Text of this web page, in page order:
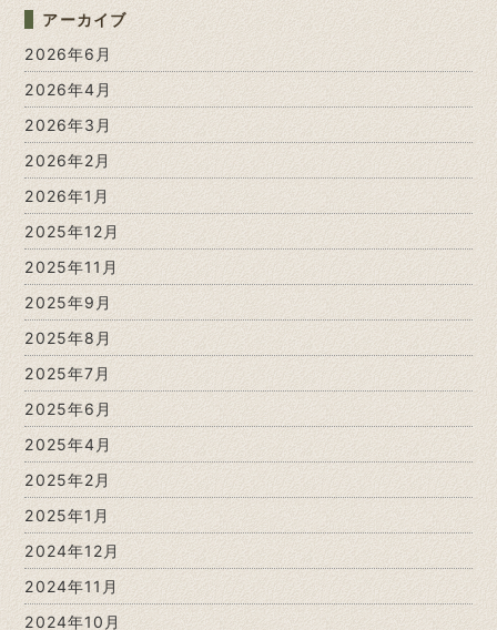
アーカイブ
2026年6月
2026年4月
2026年3月
2026年2月
2026年1月
2025年12月
2025年11月
2025年9月
2025年8月
2025年7月
2025年6月
2025年4月
2025年2月
2025年1月
2024年12月
2024年11月
2024年10月